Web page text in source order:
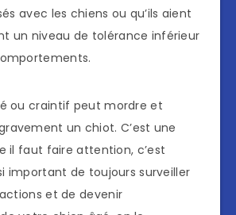
avec les chiens ou qu’ils aient
un niveau de tolérance inférieur
ou craintif peut mordre et
un chiot. C’est une
il faut faire attention, c’est
important de toujours surveiller
et de devenir